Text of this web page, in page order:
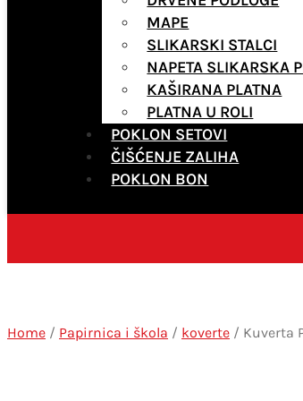
MAPE
SLIKARSKI STALCI
NAPETA SLIKARSKA
KAŠIRANA PLATNA
PLATNA U ROLI
POKLON SETOVI
ČIŠĆENJE ZALIHA
POKLON BON
Home / Papirnica i škola / koverte / Kuverta